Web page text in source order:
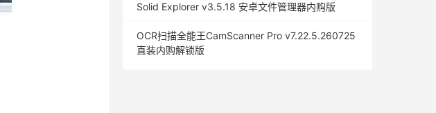
Solid Explorer v3.5.18 安卓文件管理器内购版
OCR扫描全能王CamScanner Pro v7.22.5.260725
直装内购解锁版